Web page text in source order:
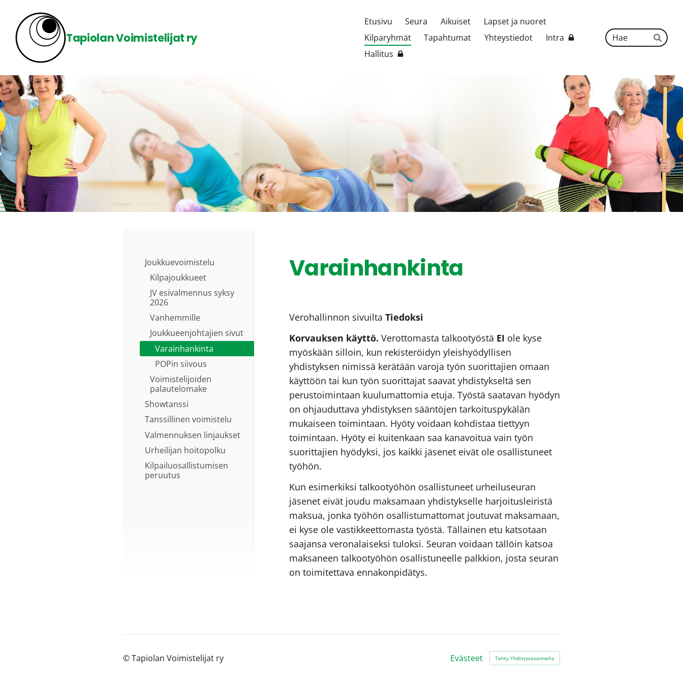
sivun
sisältöön
Tapiolan Voimistelijat ry
Etusivu Seura Aikuiset
Lapset ja nuoret
Kilparyhmät
Tapahtumat Yhteystiedot
Intra
Hallitus
Hae
Joukkuevoimistelu
Kilpajoukkueet
JV esivalmennus syksy
2026
Vanhemmille
Joukkueenjohtajien sivut
Varainhankinta
POPin siivous
Voimistelijoiden
palautelomake
Showtanssi
Tanssillinen voimistelu
Valmennuksen linjaukset
Urheilijan hoitopolku
Kilpailuosallistumisen
peruutus
Varainhankinta
Verohallinnon sivuilta Tiedoksi
Korvauksen käyttö. Verottomasta talkootyöstä EI ole kyse
myöskään silloin, kun rekisteröidyn yleishyödyllisen
yhdistyksen nimissä kerätään varoja työn suorittajien omaan
käyttöön tai kun työn suorittajat saavat yhdistykseltä sen
perustoimintaan kuulumattomia etuja. Työstä saatavan hyödyn
on ohjauduttava yhdistyksen sääntöjen tarkoituspykälän
mukaiseen toimintaan. Hyöty voidaan kohdistaa tiettyyn
toimintaan. Hyöty ei kuitenkaan saa kanavoitua vain työn
suorittajien hyödyksi, jos kaikki jäsenet eivät ole osallistuneet
työhön.
Kun esimerkiksi talkootyöhön osallistuneet urheiluseuran
jäsenet eivät joudu maksamaan yhdistykselle harjoitusleiristä
maksua, jonka työhön osallistumattomat joutuvat maksamaan,
ei kyse ole vastikkeettomasta työstä. Tällainen etu katsotaan
saajansa veronalaiseksi tuloksi. Seuran voidaan tällöin katsoa
maksaneen talkootyöhön osallistuneelle palkkion, josta seuran
on toimitettava ennakonpidätys.
©Tapiolan Voimistelijat ry Evästeet Tehty Yhdistysavaimella